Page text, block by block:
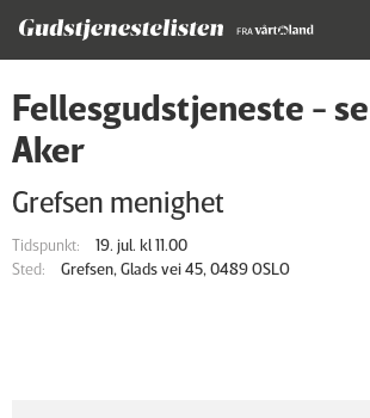
Fellesgudstjeneste -
Aker
Grefsen menighet
Tidspunkt:
19. jul. kl 11.00
Sted:
Grefsen, Glads vei 45, 0489 OSLO